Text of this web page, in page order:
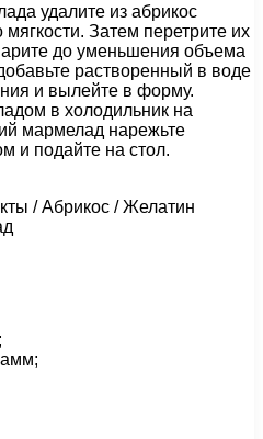
удалите из абрикос
мягкости. Затем перетрите их
до уменьшения объема
растворенный в воде
и вылейте в форму.
в холодильник на
мармелад нарежьте
и подайте на стол.
/ Абрикос / Желатин